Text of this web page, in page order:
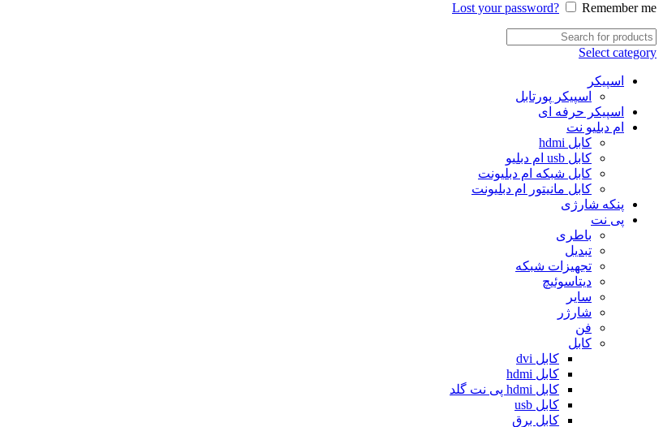
Lost your password? Remember me
Select category
اسپیکر
اسپیکر پورتابل
اسپیکر حرفه ای
ام دبلیو نت
کابل hdmi
کابل usb ام دبلیو
کابل شبکه ام دبلیونت
کابل مانیتور ام دبلیونت
پنکه شارژی
پی نت
باطری
تبدیل
تجهیزات شبکه
دیتاسوئیچ
سایر
شارژر
فن
کابل
کابل dvi
کابل hdmi
کابل hdmi پی نت گلد
کابل usb
کابل برق